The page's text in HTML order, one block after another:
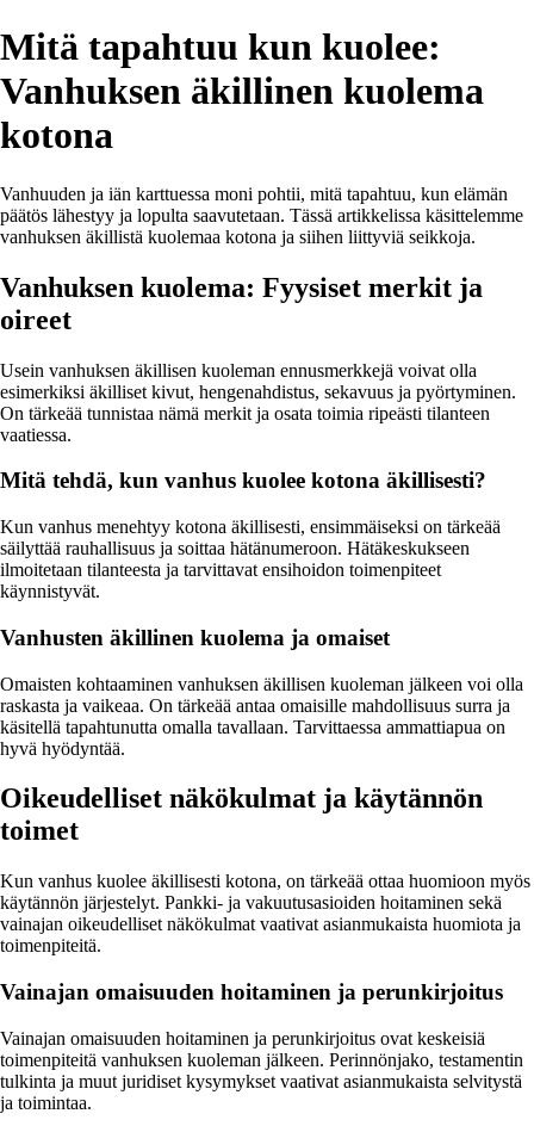
Mitä tapahtuu kun kuolee:
Vanhuksen äkillinen kuolema
kotona
Vanhuuden ja iän karttuessa moni pohtii, mitä tapahtuu, kun elämän
päätös lähestyy ja lopulta saavutetaan. Tässä artikkelissa käsittelemme
vanhuksen äkillistä kuolemaa kotona ja siihen liittyviä seikkoja.
Vanhuksen kuolema: Fyysiset merkit ja
oireet
Usein vanhuksen äkillisen kuoleman ennusmerkkejä voivat olla
esimerkiksi äkilliset kivut, hengenahdistus, sekavuus ja pyörtyminen.
On tärkeää tunnistaa nämä merkit ja osata toimia ripeästi tilanteen
vaatiessa.
Mitä tehdä, kun vanhus kuolee kotona äkillisesti?
Kun vanhus menehtyy kotona äkillisesti, ensimmäiseksi on tärkeää
säilyttää rauhallisuus ja soittaa hätänumeroon. Hätäkeskukseen
ilmoitetaan tilanteesta ja tarvittavat ensihoidon toimenpiteet
käynnistyvät.
Vanhusten äkillinen kuolema ja omaiset
Omaisten kohtaaminen vanhuksen äkillisen kuoleman jälkeen voi olla
raskasta ja vaikeaa. On tärkeää antaa omaisille mahdollisuus surra ja
käsitellä tapahtunutta omalla tavallaan. Tarvittaessa ammattiapua on
hyvä hyödyntää.
Oikeudelliset näkökulmat ja käytännön
toimet
Kun vanhus kuolee äkillisesti kotona, on tärkeää ottaa huomioon myös
käytännön järjestelyt. Pankki- ja vakuutusasioiden hoitaminen sekä
vainajan oikeudelliset näkökulmat vaativat asianmukaista huomiota ja
toimenpiteitä.
Vainajan omaisuuden hoitaminen ja perunkirjoitus
Vainajan omaisuuden hoitaminen ja perunkirjoitus ovat keskeisiä
toimenpiteitä vanhuksen kuoleman jälkeen. Perinnönjako, testamentin
tulkinta ja muut juridiset kysymykset vaativat asianmukaista selvitystä
ja toimintaa.